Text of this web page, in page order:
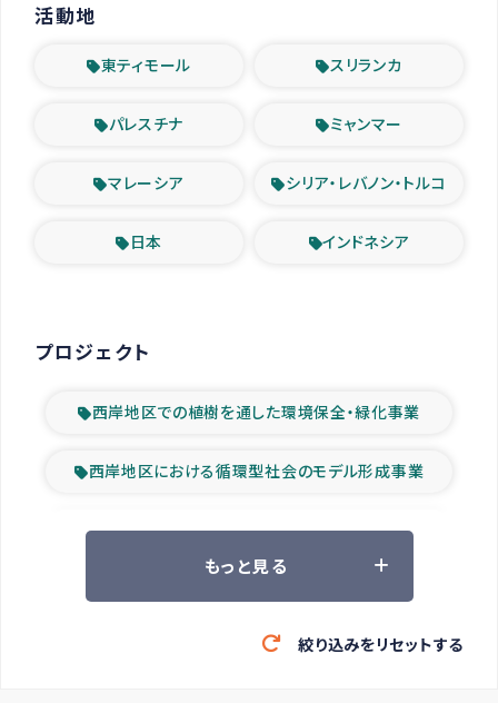
活動地
東ティモール スリランカ
パレスチナ ミャンマー
マレーシア シリア・レバノン・トルコ
日本 インドネシア
プロジェクト
西岸地区での植樹を通した環境保全・緑化事業
西岸地区における循環型社会のモデル形成事業
ツアー参加者の声
緊急救援の時代
もっと見る
絞り込みをリセットする